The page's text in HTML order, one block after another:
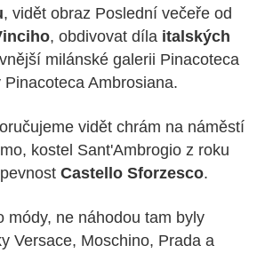
, vidět obraz Poslední večeře od
, obdivovat díla italských
milánské galerii Pinacoteca
Ambrosiana.
vidět chrám na náměstí
kostel Sant'Ambrogio z roku
Castello Sforzesco.
módy, ne náhodou tam byly
Versace, Moschino, Prada a